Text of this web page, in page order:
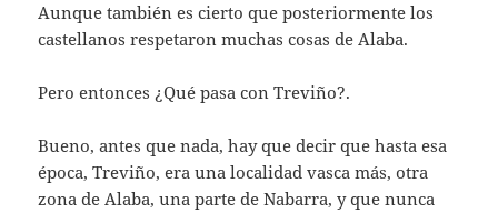
Aunque también es cierto que posteriormente los
castellanos respetaron muchas cosas de Alaba.
Pero entonces ¿Qué pasa con Treviño?.
Bueno, antes que nada, hay que decir que hasta esa
época, Treviño, era una localidad vasca más, otra
zona de Alaba, una parte de Nabarra, y que nunca